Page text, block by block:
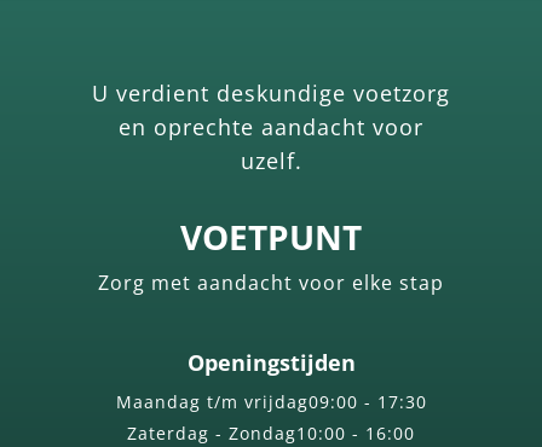
U verdient deskundige voetzorg
en oprechte aandacht voor
uzelf.
VOETPUNT
Zorg met aandacht voor elke stap
Openingstijden
Maandag t/m vrijdag09:00 - 17:30
Zaterdag - Zondag10:00 - 16:00